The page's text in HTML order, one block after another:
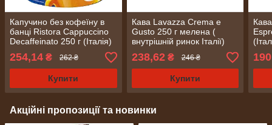
Капучино без кофеїну в
банці Ristora Cappuccino
Decaffeinato 250 г (Італія)
254,14 ₴ 262 ₴
Купити
Кава Lavazza Crema e
Gusto 250 г мелена (
внутрішній ринок Італії)
238,62₴ 246 ₴
Купити
Акційні пропозиції та новинки